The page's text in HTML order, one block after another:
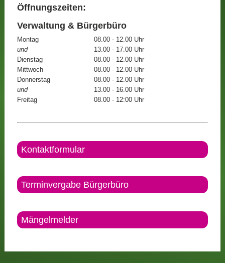
Öffnungszeiten:
Verwaltung & Bürgerbüro
Montag
08.00 - 12.00 Uhr
und
13.00 - 17.00 Uhr
Dienstag
08.00 - 12.00 Uhr
Mittwoch
08.00 - 12.00 Uhr
Donnerstag
08.00 - 12.00 Uhr
und
13.00 - 16.00 Uhr
Freitag
08.00 - 12:00 Uhr
Kontaktformular
Terminvergabe Bürgerbüro
Mängelmelder